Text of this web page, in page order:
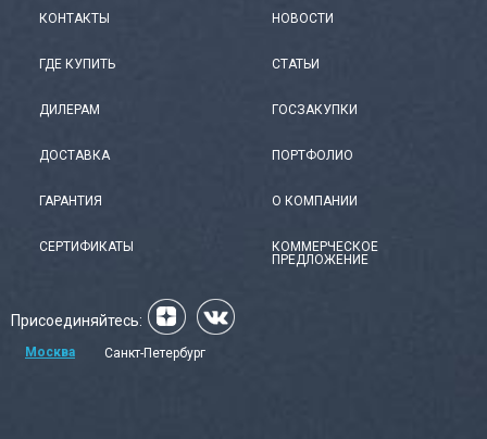
ОФИСНАЯ МЕБЕЛЬ
МЕБЕЛЬ ДЛЯ ДОМА
МЕБЕЛЬ ДЛЯ СТОЛОВЫХ
КОНТАКТЫ
ГДЕ КУПИТЬ
ДИЛЕРАМ
ДОСТАВКА
ГАРАНТИЯ
СЕРТИФИКАТЫ
НОВОСТИ
СТАТЬИ
ГОСЗАКУПКИ
ПОРТФОЛИО
О КОМПАНИИ
КОММЕРЧЕСКОЕ
ПРЕДЛОЖЕНИЕ
Присоединяйтесь:
Москва Санкт-Петербург